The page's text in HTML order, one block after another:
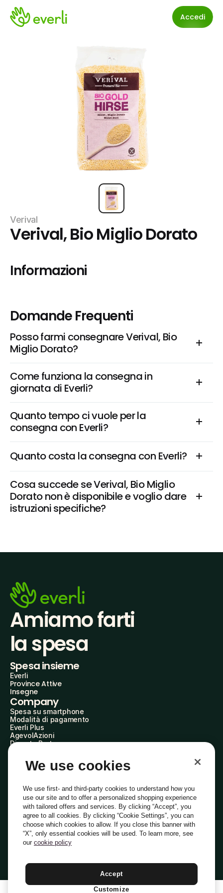
Accedi
Verival
Verival, Bio Miglio Dorato
Informazioni
Domande Frequenti
Posso farmi consegnare Verival, Bio
Miglio Dorato?
Come funziona la consegna in
giornata di Everli?
Quanto tempo ci vuole per la
consegna con Everli?
Quanto costa la consegna con Everli?
Cosa succede se Verival, Bio Miglio
Dorato non è disponibile e voglio dare
istruzioni specifiche?
Amiamo farti
la spesa
Spesa insieme
Everli
Province Attive
Insegne
Company
Spesa su smartphone
Modalità di pagamento
Everli Plus
AgevolAzioni
Diventa Partner
Everli Shoppers
About Us
Everli News
Domande frequenti
Lavora con noi
Diventa Shopper
Investitori
PrivacyCookiePreferenze Cookie
Termini e CondizioniCodice Etico
Indirizzo PEC: everli@pec.it - indirizzo DPO: dpo@everli.com
Italiano
We use cookies
We use first- and third-party cookies to understand how you
use our site and to offer a personalized shopping experience
with tailored offers and services. By clicking “Accept”, you
agree to all cookies. By clicking “Cookie Settings”, you can
choose which cookies to allow. If you close this banner with
“X”, only essential cookies will be used. To learn more, see
our cookie policy
Accept
Customize